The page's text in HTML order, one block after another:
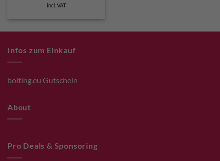
incl. VAT
Infos zum Einkauf
bolting.eu Gutschein
About
Pro Deals & Sponsoring